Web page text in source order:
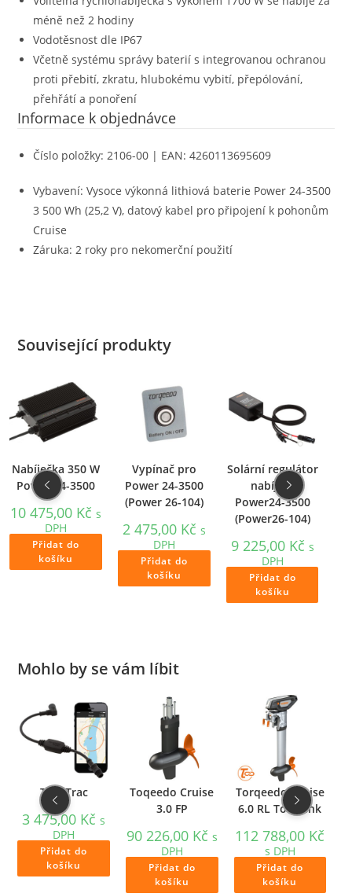
méně než 2 hodiny
Vodotěsnost dle IP67
Včetně systému správy baterií s integrovanou ochranou
proti přebití, zkratu, hlubokému vybití, přepólování,
přehřátí a ponoření
Informace k objednávce
Číslo položky: 2106-00 | EAN: 4260113695609
Vybavení: Vysoce výkonná lithiová baterie Power 24-3500
3 500 Wh (25,2 V), datový kabel pro připojení k pohonům
Cruise
Záruka: 2 roky pro nekomerční použití
Související produkty
Nabíječka 350 W
Power 24-3500
10 475,00 Kč s
DPH
Přidat do
košíku
Vypínač pro
Power 24-3500
(Power 26-104)
2 475,00 Kč s
DPH
Přidat do
košíku
Solární regulátor
nabíjení
Power24-3500
(Power26-104)
9 225,00 Kč s
DPH
Přidat do
košíku
Mohlo by se vám líbit
TorqTrac
3 475,00 Kč s
DPH
Přidat do
košíku
Toqeedo Cruise
3.0 FP
90 226,00 Kč s
DPH
Přidat do
košíku
Torqeedo Cruise
6.0 RL TorqLink
112 788,00 Kč
s DPH
Přidat do
košíku